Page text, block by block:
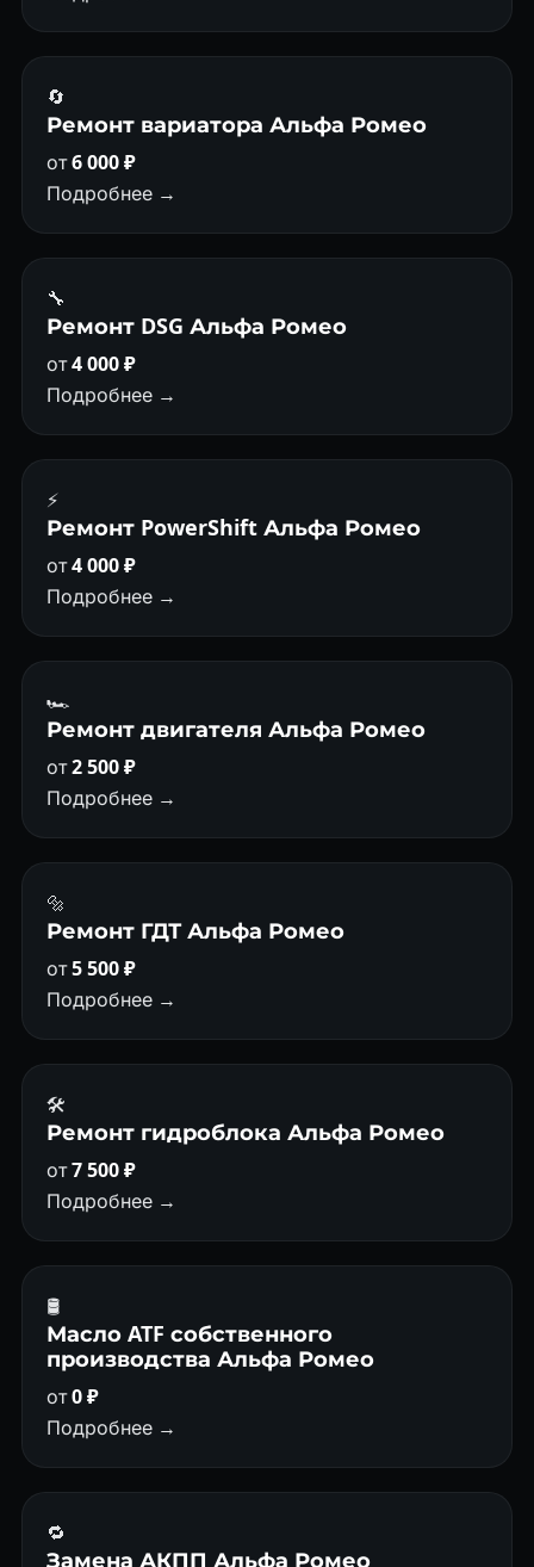
🔄
Ремонт вариатора Альфа Ромео
от6 000 ₽
Подробнее →
🔧
Ремонт DSG Альфа Ромео
от4 000 ₽
Подробнее →
⚡
Ремонт PowerShift Альфа Ромео
от4 000 ₽
Подробнее →
🏎
Ремонт двигателя Альфа Ромео
от2 500 ₽
Подробнее →
🔩
Ремонт ГДТ Альфа Ромео
от5 500 ₽
Подробнее →
🛠️
Ремонт гидроблока Альфа Ромео
от7 500 ₽
Подробнее →
🛢
Масло ATF собственного
производства Альфа Ромео
от0 ₽
Подробнее →
🔁
Замена АКПП Альфа Ромео